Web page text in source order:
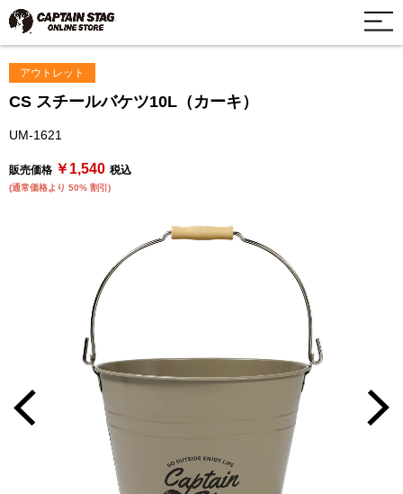
アウトレット
CS スチールバケツ10L（カーキ）
UM-1621
販売価格 ￥1,540 税込
(通常価格より 50% 割引)